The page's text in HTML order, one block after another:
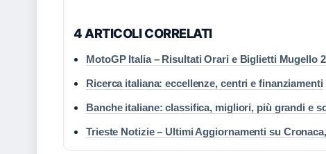
4 ARTICOLI CORRELATI
MotoGP Italia – Risultati Orari e Biglietti Mugello
Ricerca italiana: eccellenze, centri e finanziamenti
Banche italiane: classifica, migliori, più grandi e
Trieste Notizie – Ultimi Aggiornamenti su